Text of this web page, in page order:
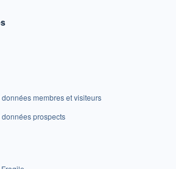
membres et visiteurs
prospects